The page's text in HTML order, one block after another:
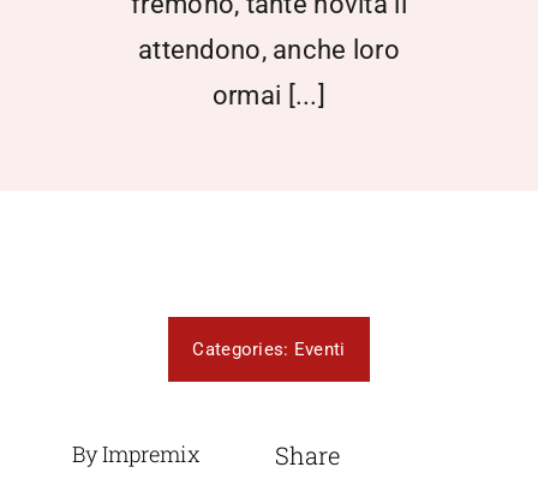
attendono, anche loro
ormai [...]
Categories: Eventi
By Impremix Share